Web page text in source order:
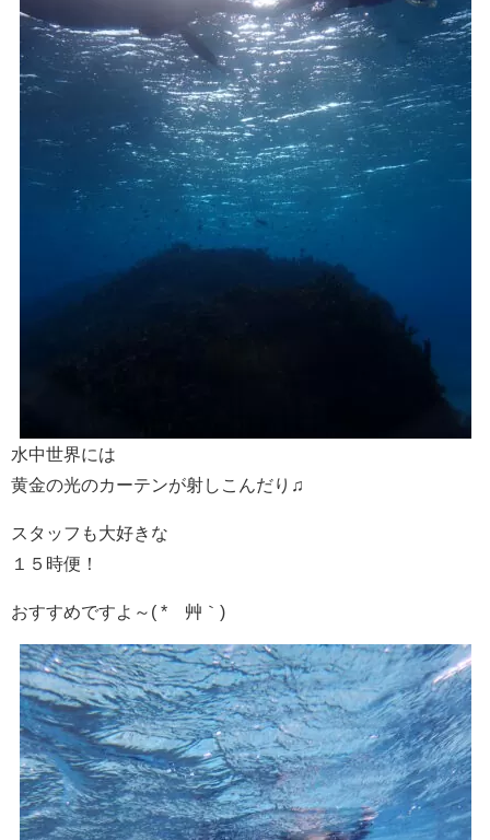
水中世界には
黄金の光のカーテンが射しこんだり♫
スタッフも大好きな
１５時便！
おすすめですよ～( *´艸｀)